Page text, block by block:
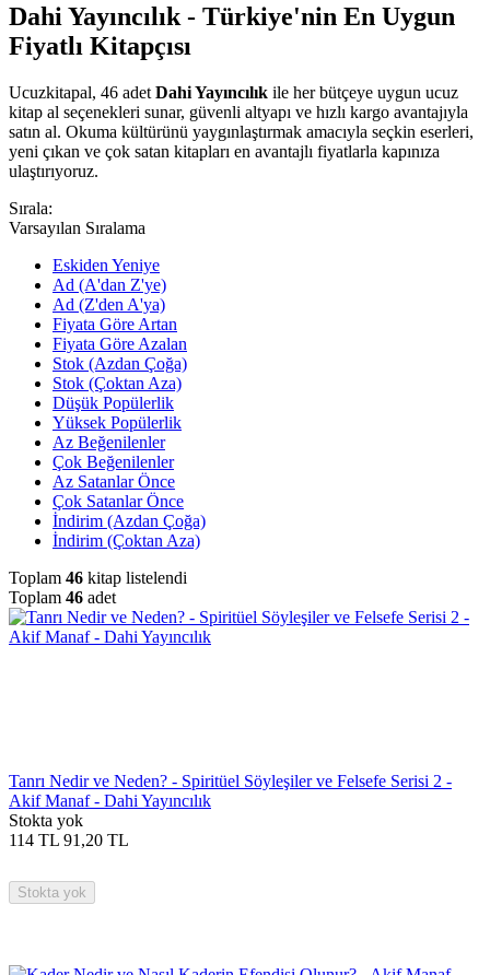
Dahi Yayıncılık - Türkiye'nin En Uygun
Fiyatlı Kitapçısı
Ucuzkitapal, 46 adet Dahi Yayıncılık ile her bütçeye uygun ucuz
kitap al seçenekleri sunar, güvenli altyapı ve hızlı kargo avantajıyla
satın al. Okuma kültürünü yaygınlaştırmak amacıyla seçkin eserleri,
yeni çıkan ve çok satan kitapları en avantajlı fiyatlarla kapınıza
ulaştırıyoruz.
Sırala:
Varsayılan Sıralama
Eskiden Yeniye
Ad (A'dan Z'ye)
Ad (Z'den A'ya)
Fiyata Göre Artan
Fiyata Göre Azalan
Stok (Azdan Çoğa)
Stok (Çoktan Aza)
Düşük Popülerlik
Yüksek Popülerlik
Az Beğenilenler
Çok Beğenilenler
Az Satanlar Önce
Çok Satanlar Önce
İndirim (Azdan Çoğa)
İndirim (Çoktan Aza)
Toplam 46 kitap listelendi
Toplam 46 adet
Tanrı Nedir ve Neden? - Spiritüel Söyleşiler ve Felsefe Serisi 2 -
Akif Manaf - Dahi Yayıncılık
Stokta yok
114 TL 91,20 TL
Stokta yok